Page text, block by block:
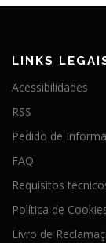
LINKS
Acessibilidades
RSS
Pedido de
FAQ
Requisitos
Política de
Livro de